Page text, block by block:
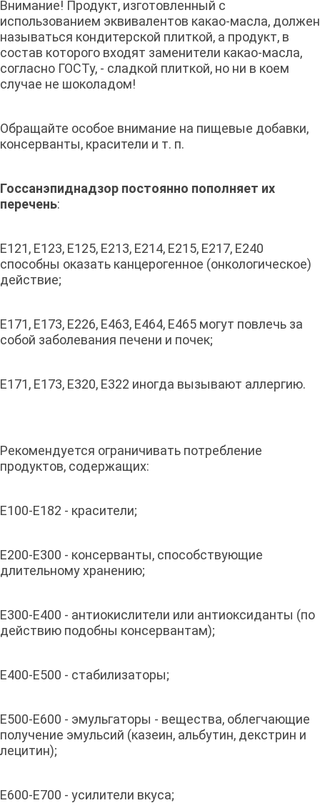
Внимание! Продукт, изготовленный с
использованием эквивалентов какао-масла, должен
называться кондитерской плиткой, а продукт, в
состав которого входят заменители какао-масла,
согласно ГОСТу, - сладкой плиткой, но ни в коем
случае не шоколадом!
Обращайте особое внимание на пищевые добавки,
консерванты, красители и т. п.
Госсанэпиднадзор постоянно пополняет их
перечень:
Е121, Е123, Е125, Е213, Е214, Е215, Е217, Е240
способны оказать канцерогенное (онкологическое)
действие;
Е171, Е173, Е226, Е463, Е464, Е465 могут повлечь за
собой заболевания печени и почек;
Е171, Е173, Е320, Е322 иногда вызывают аллергию.
Рекомендуется ограничивать потребление
продуктов, содержащих:
Е100-Е182 - красители;
Е200-Е300 - консерванты, способствующие
длительному хранению;
Е300-Е400 - антиокислители или антиоксиданты (по
действию подобны консервантам);
Е400-Е500 - стабилизаторы;
Е500-Е600 - эмульгаторы - вещества, облегчающие
получение эмульсий (казеин, альбутин, декстрин и
лецитин);
Е600-Е700 - усилители вкуса;